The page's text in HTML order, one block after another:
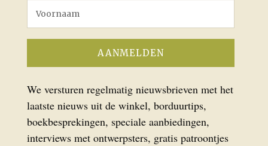
We versturen regelmatig nieuwsbrieven met het
laatste nieuws uit de winkel, borduurtips,
boekbesprekingen, speciale aanbiedingen,
interviews met ontwerpsters, gratis patroontjes